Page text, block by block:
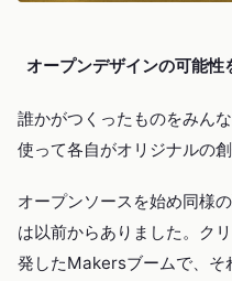
オープンデザインの可能性
誰かがつくったものをみん
使って各自がオリジナルの
オープンソースを始め同様
は以前からありました。ク
発したMakersブームで、そ